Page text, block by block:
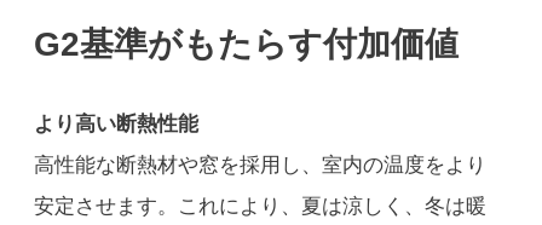
G2基準がもたらす付加価値
より高い断熱性能
高性能な断熱材や窓を採用し、室内の温度をより
安定させます。これにより、夏は涼しく、冬は暖